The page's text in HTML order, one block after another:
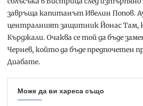
завръща капитанът Ивелин Попов.
централният защитник Йонас Там,
Кърджали. Очаква се той да бъде
Чернев, който да бъде предпочетен
Диабате.
Може да ви хареса също